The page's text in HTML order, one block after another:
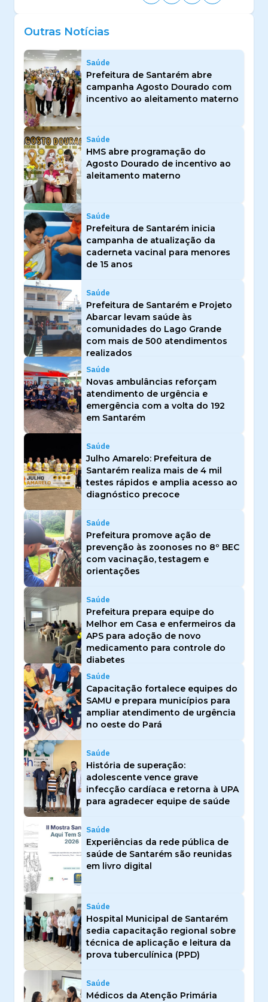
Outras Notícias
Saúde
Prefeitura de Santarém abre
campanha Agosto Dourado com
incentivo ao aleitamento materno
Saúde
HMS abre programação do
Agosto Dourado de incentivo ao
aleitamento materno
Saúde
Prefeitura de Santarém inicia
campanha de atualização da
caderneta vacinal para menores
de 15 anos
Saúde
Prefeitura de Santarém e Projeto
Abarcar levam saúde às
comunidades do Lago Grande
com mais de 500 atendimentos
realizados
Saúde
Novas ambulâncias reforçam
atendimento de urgência e
emergência com a volta do 192
em Santarém
Saúde
Julho Amarelo: Prefeitura de
Santarém realiza mais de 4 mil
testes rápidos e amplia acesso ao
diagnóstico precoce
Saúde
Prefeitura promove ação de
prevenção às zoonoses no 8º BEC
com vacinação, testagem e
orientações
Saúde
Prefeitura prepara equipe do
Melhor em Casa e enfermeiros da
APS para adoção de novo
medicamento para controle do
diabetes
Saúde
Capacitação fortalece equipes do
SAMU e prepara municípios para
ampliar atendimento de urgência
no oeste do Pará
Saúde
História de superação:
adolescente vence grave
infecção cardíaca e retorna à UPA
para agradecer equipe de saúde
Saúde
Experiências da rede pública de
saúde de Santarém são reunidas
em livro digital
Saúde
Hospital Municipal de Santarém
sedia capacitação regional sobre
técnica de aplicação e leitura da
prova tuberculínica (PPD)
Saúde
Médicos da Atenção Primária